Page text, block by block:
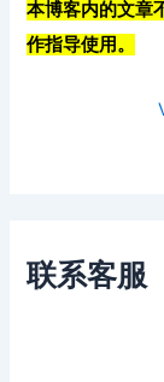
本博客内的文章
作指导使用。
联系客服